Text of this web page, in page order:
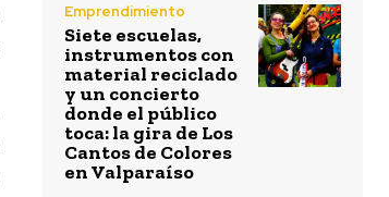
Emprendimiento
Siete escuelas,
instrumentos con
material reciclado
y un concierto
donde el público
toca: la gira de Los
Cantos de Colores
en Valparaíso